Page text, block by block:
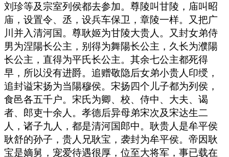
刘珍等及宗室列侯都去参加。尊陵叫甘陵，庙叫昭
庙，设置令、丞，设兵车保卫，章陵一样。又把广
川并入清河国。尊耿姬为甘陵大贵人。又封女弟侍
男为涅陽长公主，别得为舞陽长公主，久长为濮陽
长公主，直得为平氏长公主。其余七公主都死得
早，所以没有进爵。追赠敬隐后女弟小贵人印绶，
追封谥宋扬为当陽穆侯。宋扬四个儿子都为列侯，
食邑各五千户。宋氏为卿、校、侍中、大夫、谒
者、郎吏十余人。孝德后异母弟宋次及宋达生二
人，诸子九人，都是清河国郎中。耿贵人是牟平侯
耿舒的孙子，贵人兄耿宝，袭封为牟平侯。帝因耿
宝是嫡舅，宠爱待遇很厚，位至大将军，事已载在